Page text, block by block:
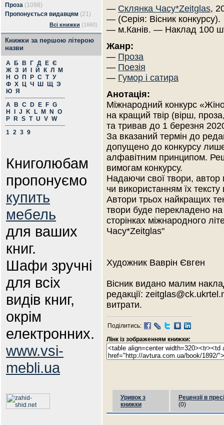
Проза (1098)
Пропонується видавцям (21)
Всі книжки (1660)
Книжки за першою літерою
назви
А Б В Г Д Е Є
Ж З И Й К Л
М
Н
О П Р С Т У
Ф Х Ц Ч Ш Щ Э
Ю Я
A
B C D E F G
H
J K L M N
O
P
R S T U V W
1 2 3 9
Книголюбам
пропонуємо
купить
мебель
для ваших
книг.
Шафи зручні
для всіх
видів книг,
окрім
електронних.
www.vsi-
mebli.ua
— Склянка Часу*Zeitglas,
— (Серія: Вісник конкурсу).
— м.Канів. — Наклад 100
Жанр:
— Проза
— Поезія
— Гумор і сатира
Анотація:
Міжнародний конкурс
на кращий твір (вірш,
та тривав до 1 березня
За вказаний термін до
допущено до конкурсу
алфавітним принципом.
вимогам конкурсу.
Надаючи свої твори,
чи використанням їх
Автори трьох найкращих
твори буде перекладено на
сторінках міжнародного
Часу*Zeitglas"
Художник Ваврін Євген
Вісник видано малим
редакції:
витрати.
Поділитись:
Лінк із зображенням книжки:
Уривок з
книжки
Рецензії в пресі
(0)